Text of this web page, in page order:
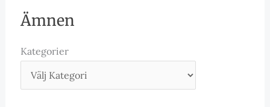
Ämnen
Kategorier